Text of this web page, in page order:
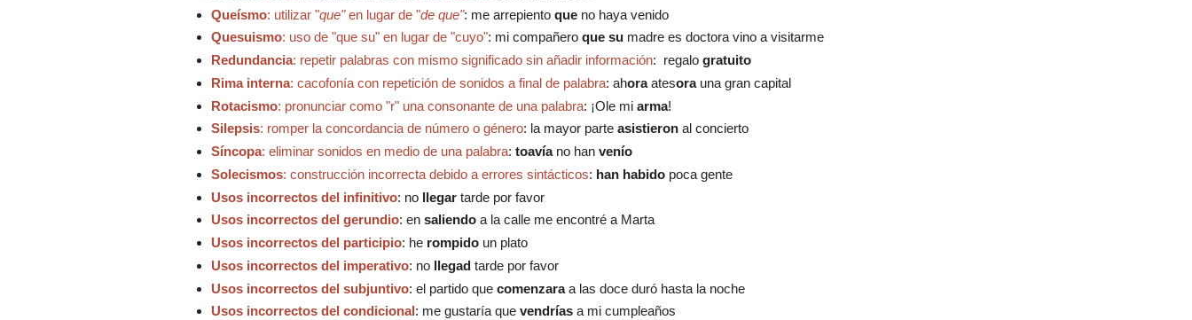
Queísmo: utilizar "que"en lugar de "de que": me arrepiento queno haya venido
Quesuismo: uso de "que su" en lugar de "cuyo": mi compañero que sumadre es doctora vino a visitarme
Redundancia: repetir palabras con mismo significado sin añadir información: regalo gratuito
Rima interna: cacofonía con repetición de sonidos a final de palabra: ahoraatesorauna gran capital
Rotacismo: pronunciar como "r" una consonante de una palabra: ¡Ole miarma!
Silepsis: romper la concordancia de número o género: la mayor parte asistieron al concierto
Síncopa: eliminar sonidos en medio de una palabra: toavía no han venío
Solecismos: construcción incorrecta debido a errores sintácticos: han habidopoca gente
Usos incorrectos del infinitivo: no llegar tarde por favor
Usos incorrectos del gerundio: en saliendo a la calle me encontré a Marta
Usos incorrectos del participio: he rompido un plato
Usos incorrectos del imperativo: no llegad tarde por favor
Usos incorrectos del subjuntivo: el partido que comenzaraa las doce duró hasta la noche
Usos incorrectos del condicional: me gustaría que vendrías a mi cumpleaños